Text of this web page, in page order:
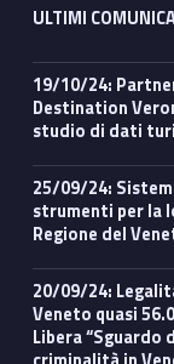
ULTIMI
19/10/24: Partnership con DMO Dolomiti Bellunesi e
Destination
studio di dati
25/09/24: Sistema economico e legalità, regole e
strumenti per la
Regione del
20/09/24: Legalità: crimine proliferato in pandemia, in
Veneto quasi
Libera “Sguardo